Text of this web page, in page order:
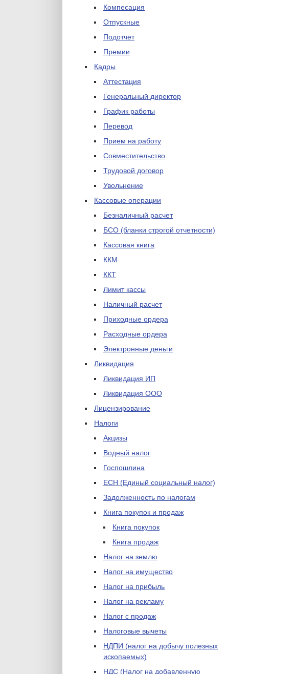
Компесация
Отпускные
Подотчет
Премии
Кадры
Аттестация
Генеральный директор
График работы
Перевод
Прием на работу
Совместительство
Трудовой договор
Увольнение
Кассовые операции
Безналичный расчет
БСО (бланки строгой отчетности)
Кассовая книга
ККМ
ККТ
Лимит кассы
Наличный расчет
Приходные ордера
Расходные ордера
Электронные деньги
Ликвидация
Ликвидация ИП
Ликвидация ООО
Лицензирование
Налоги
Акцизы
Водный налог
Госпошлина
ЕСН (Единый социальный налог)
Задолженность по налогам
Книга покупок и продаж
Книга покупок
Книга продаж
Налог на землю
Налог на имущество
Налог на прибыль
Налог на рекламу
Налог с продаж
Налоговые вычеты
НДПИ (налог на добычу полезных
ископаемых)
НДС (Налог на добавленную